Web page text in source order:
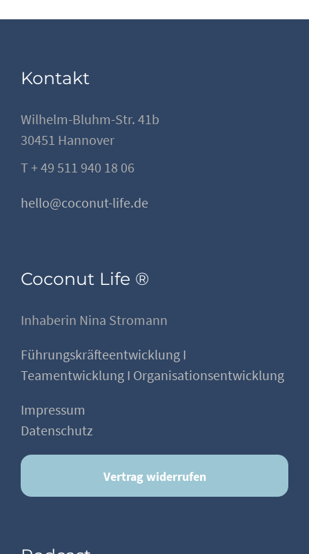
Kontakt
Wilhelm-Bluhm-Str. 41b
30451 Hannover
T + 49 511 940 18 06
hello@coconut-life.de
Coconut Life ®
Inhaberin Nina Stromann
Führungskräfteentwicklung I
Teamentwicklung I Organisationsentwicklung
Impressum
Datenschutz
Vertrag widerrufen